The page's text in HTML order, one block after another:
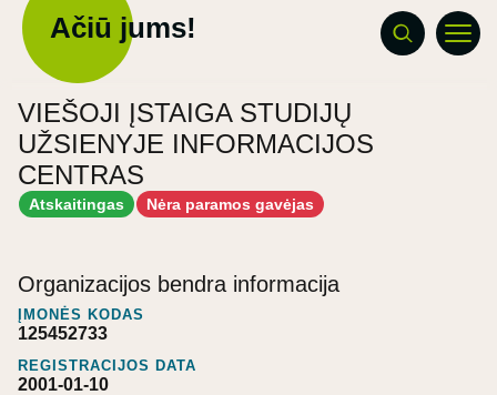
Ačiū jums!
VIEŠOJI ĮSTAIGA STUDIJŲ
UŽSIENYJE INFORMACIJOS
CENTRAS
Atskaitingas Nėra paramos gavėjas
Organizacijos bendra informacija
ĮMONĖS KODAS
125452733
REGISTRACIJOS DATA
2001-01-10